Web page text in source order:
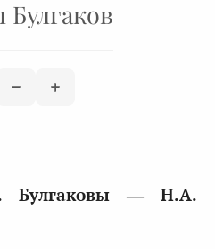
― Н.А.